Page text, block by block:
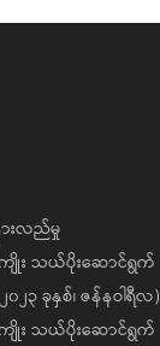
းလည်မှု
ျိုး သယ်ပိုးဆောင်ရွက်
၂၃ ခုနှစ်၊ ဇန်နဝါရီလ)
ျိုး သယ်ပိုးဆောင်ရွက်